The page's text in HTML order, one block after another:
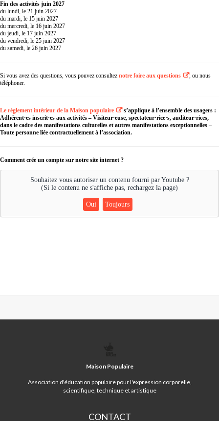
Fin des activités juin 2027
du lundi, le 21 juin 2027
du mardi, le 15 juin 2027
du mercredi, le 16 juin 2027
du jeudi, le 17 juin 2027
du vendredi, le 25 juin 2027
du samedi, le 26 juin 2027
Si vous avez des questions, vous pouvez consultez notre foire aux questions
, ou nous
téléphoner.
Le règlement intérieur de la Maison populaire
s’applique à l’ensemble des usagers :
Adhérent·es inscrit·es aux activités – Visiteur·euse, spectateur·rice·s, auditeur·rices,
dans le cadre des manifestations culturelles et autres manifestations exceptionnelles –
Toute personne liée contractuellement à l’association.
Comment crée un compte sur notre site internet ?
Souhaitez vous autoriser un contenu fourni par Youtube ?
(Si le contenu ne s'affiche pas, rechargez la page)
Oui Toujours
Maison Populaire
Association d'éducation populaire pour l'expression corporelle,
scientifique, technique et artistique
CONTACT